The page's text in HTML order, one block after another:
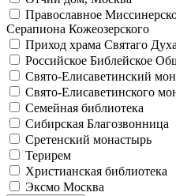
Православное
Серапиона Кожеозерского
Приход храма Святаго
Российское Библейское
Свято-Елисаветинский
Свято-Елисаветинского
Семейная библиотека
Сибирская Благозвонница
Сретенский монастырь
Терирем
Христианская библиотека
Эксмо Москва